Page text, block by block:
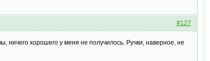
#127
ничего хорошего у меня не получилось. Ручки, наверное, не